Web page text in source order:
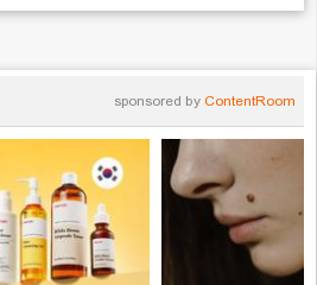
sponsored by ContentRoom